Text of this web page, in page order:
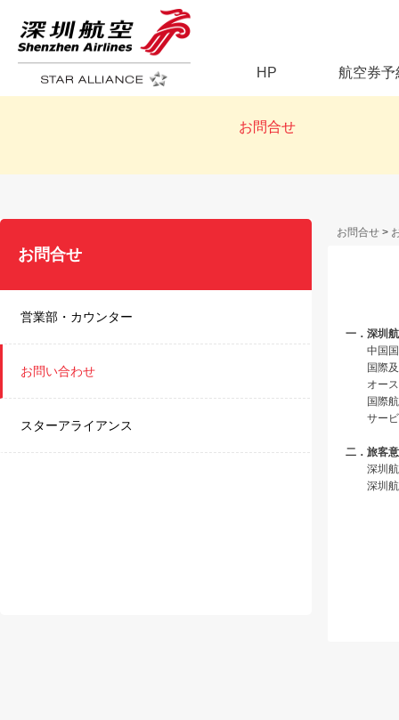
HP 航空券予
お問合せ
お問合せ >
一．深圳
中国
国際
オー
国際
サー
二．旅客
深圳
深圳
お問合せ
営業部・カウンター
お問い合わせ
スターアライアンス